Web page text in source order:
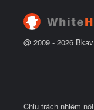
@ 2009 - 2026
Chịu trách nhiệm